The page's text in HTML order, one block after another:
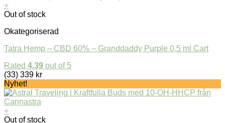
+
Out of stock
Okategoriserad
Tatra Hemp – CBD 60% – Granddaddy Purple 0,5 ml Cart
Rated 4.39 out of 5
(33) 339 kr
Nyhet!
+
Out of stock